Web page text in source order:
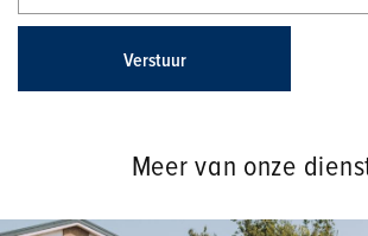
Verstuur
Meer van onze